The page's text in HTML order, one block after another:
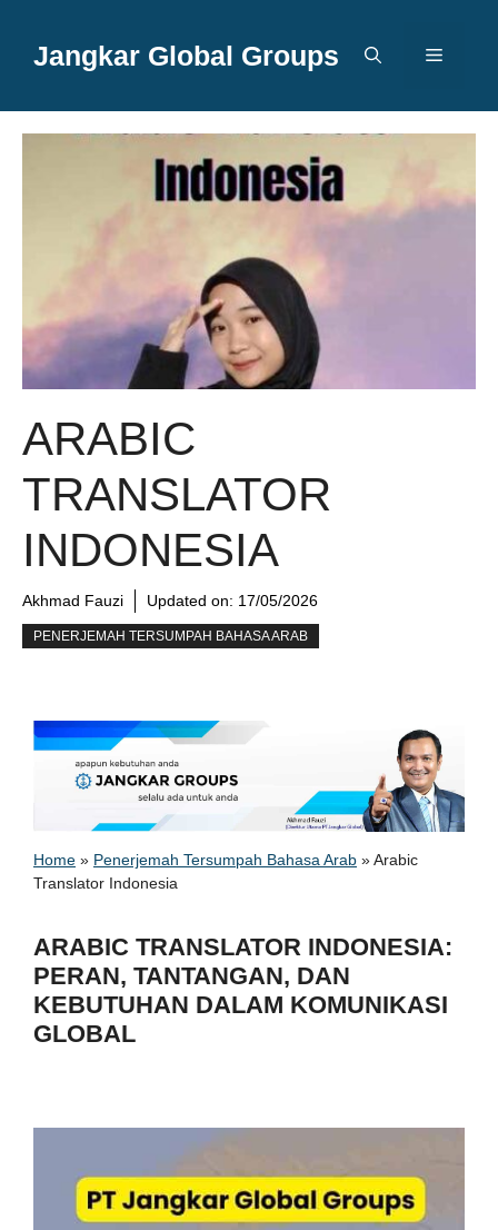
Jangkar Global Groups Menu
ARABIC
TRANSLATOR
INDONESIA
Akhmad Fauzi Updated on: 17/05/2026
PENERJEMAH TERSUMPAH BAHASA ARAB
Home » Penerjemah Tersumpah Bahasa Arab »Arabic
Translator Indonesia
ARABIC TRANSLATOR INDONESIA:
PERAN, TANTANGAN, DAN
KEBUTUHAN DALAM KOMUNIKASI
GLOBAL